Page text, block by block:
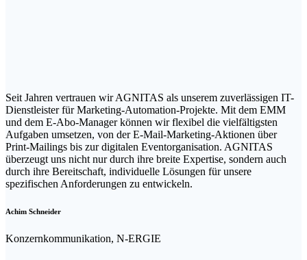
Seit Jahren vertrauen wir AGNITAS als unserem zuverlässigen IT-
Dienstleister für Marketing-Automation-Projekte. Mit dem EMM
und dem E-Abo-Manager können wir flexibel die vielfältigsten
Aufgaben umsetzen, von der E-Mail-Marketing-Aktionen über
Print-Mailings bis zur digitalen Eventorganisation. AGNITAS
überzeugt uns nicht nur durch ihre breite Expertise, sondern auch
durch ihre Bereitschaft, individuelle Lösungen für unsere
spezifischen Anforderungen zu entwickeln.
Achim Schneider
Konzernkommunikation, N-ERGIE